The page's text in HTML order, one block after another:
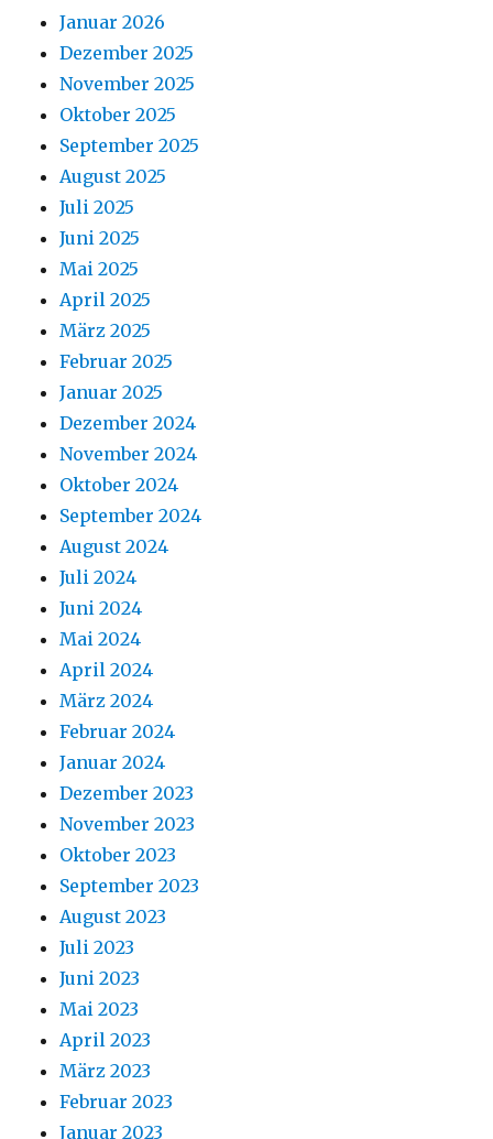
Januar 2026
Dezember 2025
November 2025
Oktober 2025
September 2025
August 2025
Juli 2025
Juni 2025
Mai 2025
April 2025
März 2025
Februar 2025
Januar 2025
Dezember 2024
November 2024
Oktober 2024
September 2024
August 2024
Juli 2024
Juni 2024
Mai 2024
April 2024
März 2024
Februar 2024
Januar 2024
Dezember 2023
November 2023
Oktober 2023
September 2023
August 2023
Juli 2023
Juni 2023
Mai 2023
April 2023
März 2023
Februar 2023
Januar 2023